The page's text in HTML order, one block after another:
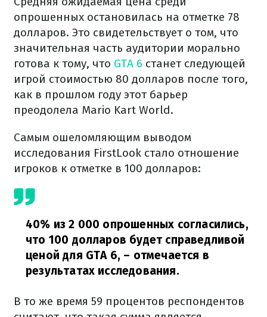
опрошенных остановилась на отметке 78
долларов. Это свидетельствует о том, что
значительная часть аудитории морально
готова к тому, что GTA 6 станет следующей
игрой стоимостью 80 долларов после того,
как в прошлом году этот барьер
преодолела Mario Kart World.
Самым ошеломляющим выводом
исследования FirstLook стало отношение
игроков к отметке в 100 долларов:
40% из 2 000 опрошенных согласились,
что 100 долларов будет справедливой
ценой для GTA 6, – отмечается в
результатах исследования.
В то же время 59 процентов респондентов